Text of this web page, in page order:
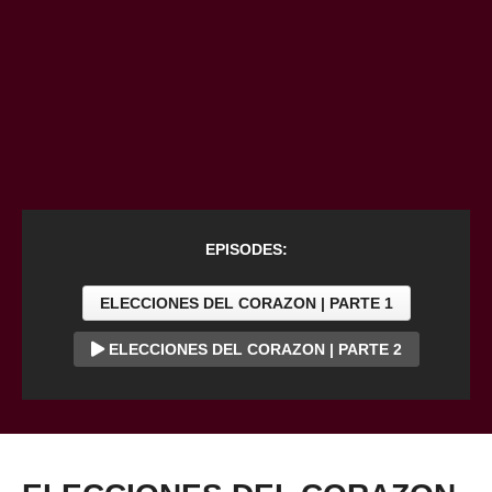
EPISODES:
ELECCIONES DEL CORAZON | PARTE 1
ELECCIONES DEL CORAZON | PARTE 2